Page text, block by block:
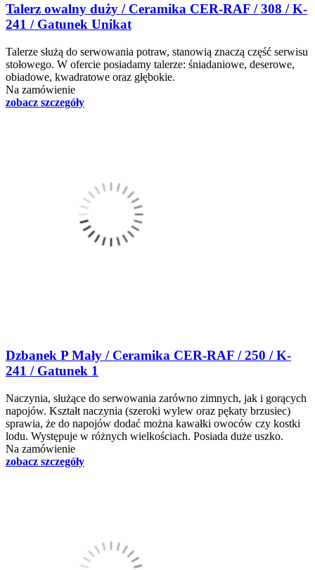
Talerz owalny duży / Ceramika CER-RAF / 308 / K-
241 / Gatunek Unikat
Talerze służą do serwowania potraw, stanowią znaczą część serwisu
stołowego. W ofercie posiadamy talerze: śniadaniowe, deserowe,
obiadowe, kwadratowe oraz głębokie.
Na zamówienie
zobacz szczegóły
Dzbanek P Mały / Ceramika CER-RAF / 250 / K-
241 / Gatunek 1
Naczynia, służące do serwowania zarówno zimnych, jak i gorących
napojów. Kształt naczynia (szeroki wylew oraz pękaty brzusiec)
sprawia, że do napojów dodać można kawałki owoców czy kostki
lodu. Występuje w różnych wielkościach. Posiada duże uszko.
Na zamówienie
zobacz szczegóły